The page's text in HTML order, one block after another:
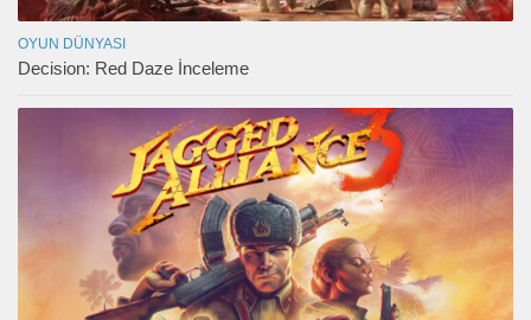
OYUN DÜNYASI
Decision: Red Daze İnceleme